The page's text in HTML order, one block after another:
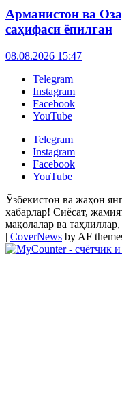
Арманистон ва
саҳифаси ёпилган
08.08.2026 15:47
Telegram
Instagram
Facebook
YouTube
Telegram
Instagram
Facebook
YouTube
Ўзбекистон ва жаҳон
хабарлар! Сиёсат,
мақолалар ва
| CoverNews by AF